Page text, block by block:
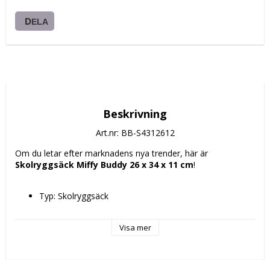
DELA
Beskrivning
Art.nr: BB-S4312612
Om du letar efter marknadens nya trender, här är
Skolryggsäck Miffy Buddy 26 x 34 x 11 cm!
Typ: Skolryggsäck
Visa mer